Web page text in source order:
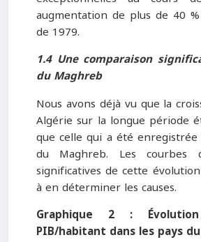
augmentation de plus de 40
de 1979.
1.4 Une comparaison
du Maghreb
Nous avons déjà vu que la
Algérie sur la longue période
que celle qui a été enregistrée
du Maghreb. Les courbes
significatives de cette
à en déterminer les causes.
Graphique 2 :
PIB/habitant dans les pays